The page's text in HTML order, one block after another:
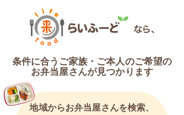
条件に合うご家族・ご本人のご希望の
お弁当屋さんが見つかります
地域からお弁当屋さんを検索、